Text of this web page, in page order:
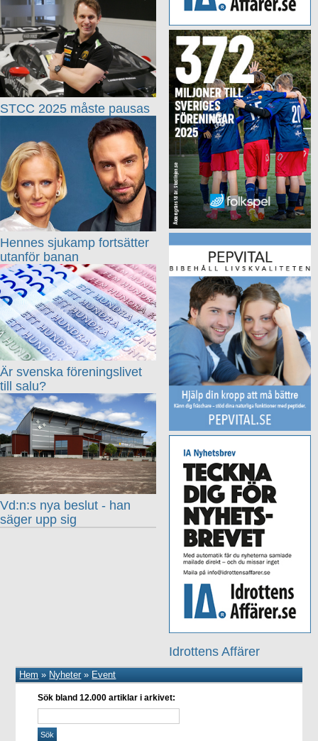
Idrottens Affärer
STCC 2025 måste pausas
Hennes sjukamp fortsätter
utanför banan
Är svenska föreningslivet
till salu?
Vd:n:s nya beslut - han
säger upp sig
Hem » Nyheter» Event
Sök bland 12.000 artiklar i arkivet: